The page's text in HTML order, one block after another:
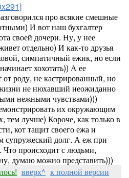
про всякие смешные
И вот наш бухгалтер
своей дочери. Ну, у нее
отдельно) И как-то друзья
симпатичный ежик, но если
хохотать)) А ее
от роду, не кастрированный, но
не нюхавший неожиданно
нежными чувствами)))
их окружающим
лучше) Короче, как только в
кот тащит своего ежа и
супружеский долг. А еж при
Что происходит с людьми,
думаю можно представить)))
вверх^ к полной версии